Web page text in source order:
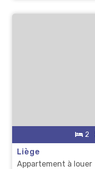
2
Liège
Appartement à louer